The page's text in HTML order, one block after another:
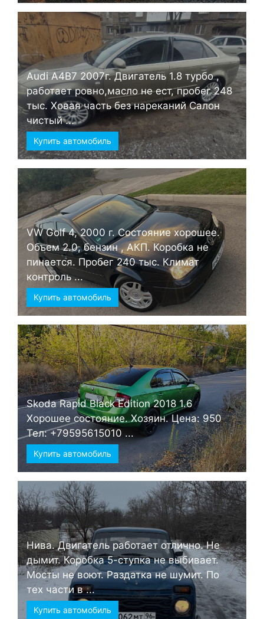
Audi А4B7 2007г. Двигатель 1.8 турбо ,
работает ровно,масло не ест, пробег 248
тыс. Ховая часть без нареканий Салон
чистый ...
Купить автомобиль
VW Golf 4, 2000 г. Состояние хорошее.
Объем 2.0, бензин , АКП. Коробка не
пинается. Пробег 240 тыс. Климат
контроль ...
Купить автомобиль
Skoda Rapid Black Edition 2018 1.6
Хорошее состояние. Хозяин. Цена: 950
Тел: +79595615010 ...
Купить автомобиль
Нива. Двигатель работает отлично. Не
дымит. Коробка 5-ступка не выбивает.
Мосты не воют. Раздатка не шумит. По
тех части в ...
Купить автомобиль